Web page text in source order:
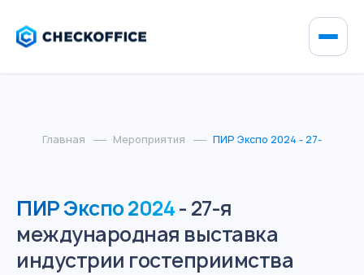
Главная Мероприятия ПИР Экспо 2024 - 27-я
ПИР Экспо 2024- 27-я
международная выставка
индустрии гостеприимства